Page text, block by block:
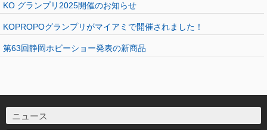
KO グランプリ2025開催のお知らせ
KOPROPOグランプリがマイアミで開催されました！
第63回静岡ホビーショー発表の新商品
ニュース